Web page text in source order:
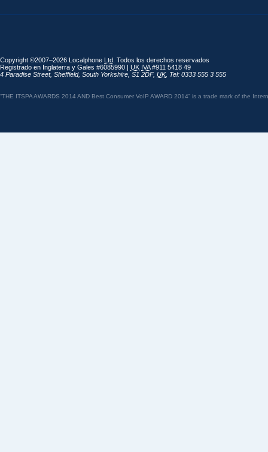
Copyright ©2007–2026 Localphone Ltd . Todos los derechos reservados
Registrado en Inglaterra y Gales #6085990 | UK IVA#911 5418 49
4 Paradise Street, Sheffield, South Yorkshire S1 2DF, UK, Tel: 0333 555 3 555
“THE ITSPA AWARDS 2014 AND Best Consumer VoIP AWARD 2014” is a trade mark of the